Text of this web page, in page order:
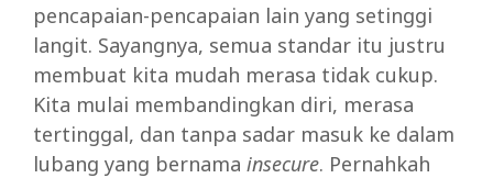
pencapaian-pencapaian lain yang setinggi
langit. Sayangnya, semua standar itu justru
membuat kita mudah merasa tidak cukup.
Kita mulai membandingkan diri, merasa
tertinggal, dan tanpa sadar masuk ke dalam
lubang yang bernama insecure. Pernahkah